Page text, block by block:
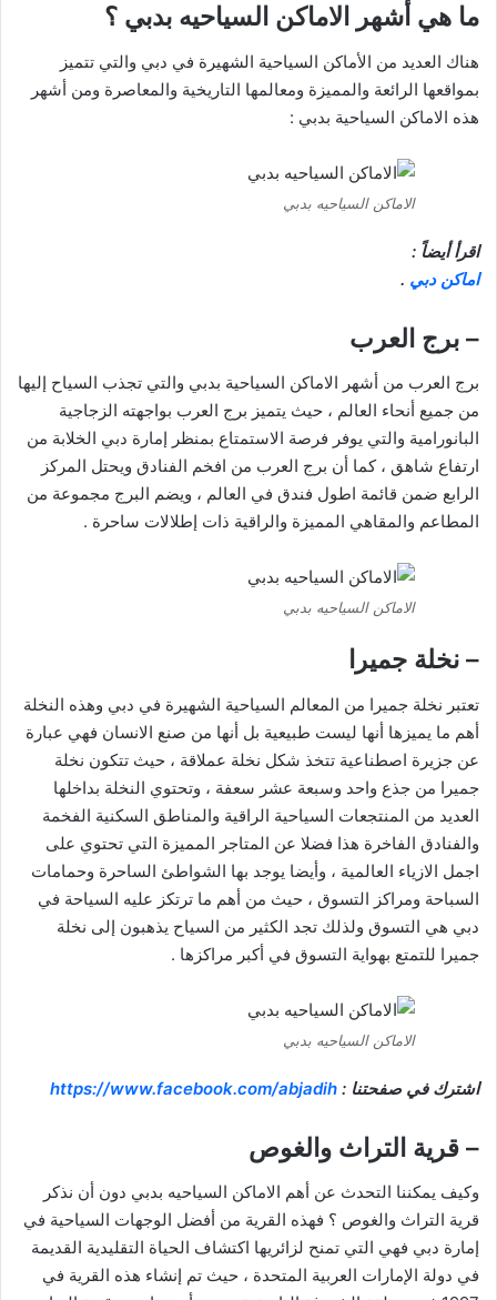
ما هي أشهر الاماكن السياحيه بدبي ؟
هناك العديد من الأماكن السياحية الشهيرة في دبي والتي تتميز
بمواقعها الرائعة والمميزة ومعالمها التاريخية والمعاصرة ومن أشهر
هذه الاماكن السياحية بدبي :
الاماكن السياحيه بدبي
اقرأ أيضاً :
اماكن دبي .
– برج العرب
برج العرب من أشهر الاماكن السياحية بدبي والتي تجذب السياح إليها
من جميع أنحاء العالم ، حيث يتميز برج العرب بواجهته الزجاجية
البانورامية والتي يوفر فرصة الاستمتاع بمنظر إمارة دبي الخلابة من
ارتفاع شاهق ، كما أن برج العرب من افخم الفنادق ويحتل المركز
الرابع ضمن قائمة اطول فندق في العالم ، ويضم البرج مجموعة من
المطاعم والمقاهي المميزة والراقية ذات إطلالات ساحرة .
الاماكن السياحيه بدبي
– نخلة جميرا
تعتبر نخلة جميرا من المعالم السياحية الشهيرة في دبي وهذه النخلة
أهم ما يميزها أنها ليست طبيعية بل أنها من صنع الانسان فهي عبارة
عن جزيرة اصطناعية تتخذ شكل نخلة عملاقة ، حيث تتكون نخلة
جميرا من جذع واحد وسبعة عشر سعفة ، وتحتوي النخلة بداخلها
العديد من المنتجعات السياحية الراقية والمناطق السكنية الفخمة
والفنادق الفاخرة هذا فضلا عن المتاجر المميزة التي تحتوي على
اجمل الازياء العالمية ، وأيضا يوجد بها الشواطئ الساحرة وحمامات
السباحة ومراكز التسوق ، حيث من أهم ما ترتكز عليه السياحة في
دبي هي التسوق ولذلك تجد الكثير من السياح يذهبون إلى نخلة
جميرا للتمتع بهواية التسوق في أكبر مراكزها .
الاماكن السياحيه بدبي
اشترك في صفحتنا : https://www.facebook.com/abjadih
– قرية التراث والغوص
وكيف يمكننا التحدث عن أهم الاماكن السياحيه بدبي دون أن نذكر
قرية التراث والغوص ؟ فهذه القرية من أفضل الوجهات السياحية في
إمارة دبي فهي التي تمنح لزائريها اكتشاف الحياة التقليدية القديمة
في دولة الإمارات العربية المتحدة ، حيث تم إنشاء هذه القرية في